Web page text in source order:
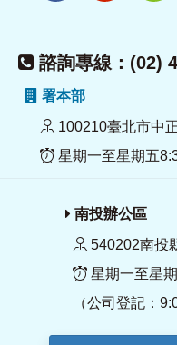
諮詢專線：(02)
署本部
100210臺北市中
星期一至星期五
南投辦公區
540202南投
星期一至星
（公司登記：